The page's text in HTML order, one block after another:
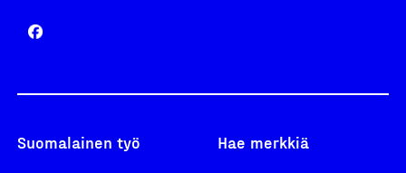
Suomalainen työ Hae merkkiä